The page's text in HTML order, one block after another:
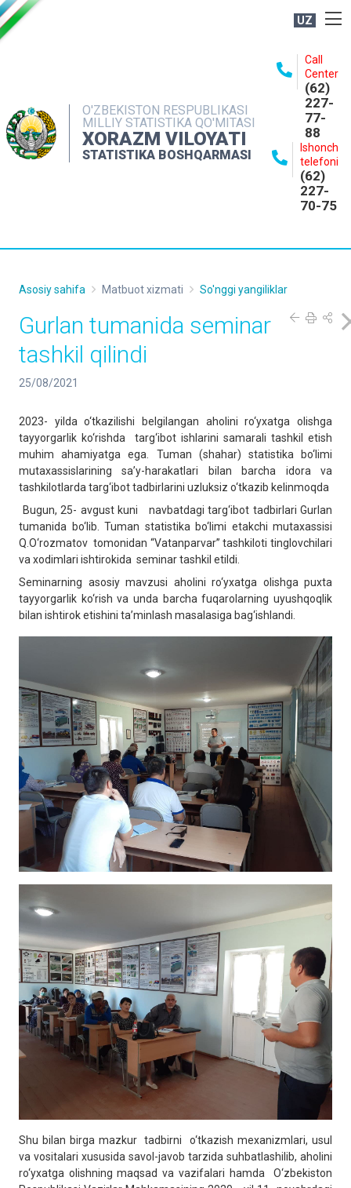
UZ
O'ZBEKISTON RESPUBLIKASI
MILLIY STATISTIKA QO'MITASI
XORAZM VILOYATI
STATISTIKA BOSHQARMASI
Call
Center
(62)
227-
77-
88
Ishonch
telefoni
(62)
227-
70-75
NASHRLAR
INTERAKTIV XIZMATLAR
MATBUOT XIZMATI
Asosiy sahifa Matbuot xizmati So'nggi yangiliklar
Gurlan tumanida seminar
tashkil qilindi
25/08/2021
2023- yilda o‘tkazilishi belgilangan aholini ro‘yxatga olishga
tayyorgarlik ko‘rishda targ‘ibot ishlarini samarali tashkil etish
muhim ahamiyatga ega. Tuman (shahar) statistika bo‘limi
mutaxassislarining sa’y-harakatlari bilan barcha idora va
tashkilotlarda targ‘ibot tadbirlarini uzluksiz o‘tkazib kelinmoqda
Bugun, 25- avgust kuni navbatdagi targ‘ibot tadbirlari Gurlan
tumanida bo‘lib. Tuman statistika bo‘limi etakchi mutaxassisi
Q.O‘rozmаtov tomonidan “Vatanparvar” tashkiloti tinglovchilari
va xodimlari ishtirokida seminar tashkil etildi.
Seminarning asosiy mavzusi aholini ro‘yxatga olishga puxta
tayyorgarlik ko‘rish va unda barcha fuqarolarning uyushqoqlik
bilan ishtirok etishini ta’minlash masalasiga bag‘ishlandi.
Shu bilan birga mazkur tadbirni o‘tkazish mexanizmlari, usul
va vositalari xususida savol-javob tarzida suhbatlashilib, aholini
ro‘yxatga olishning maqsad va vazifalari hamda O‘zbekiston